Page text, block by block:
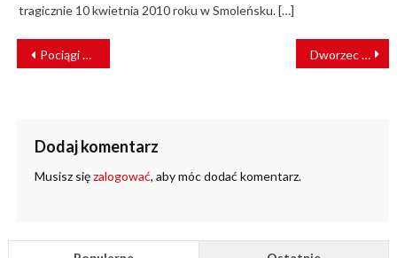
tragicznie 10 kwietnia 2010 roku w Smoleńsku. […]
NAWIGACJA
WPISU
Pociągi towarowe pojadą sprawniej ze Śląska do portów Dworzec PKP w Chełmie zyska nowy blask [WIZUALIZACJE]
Dodaj komentarz
Musisz sięzalogować, aby móc dodać komentarz.